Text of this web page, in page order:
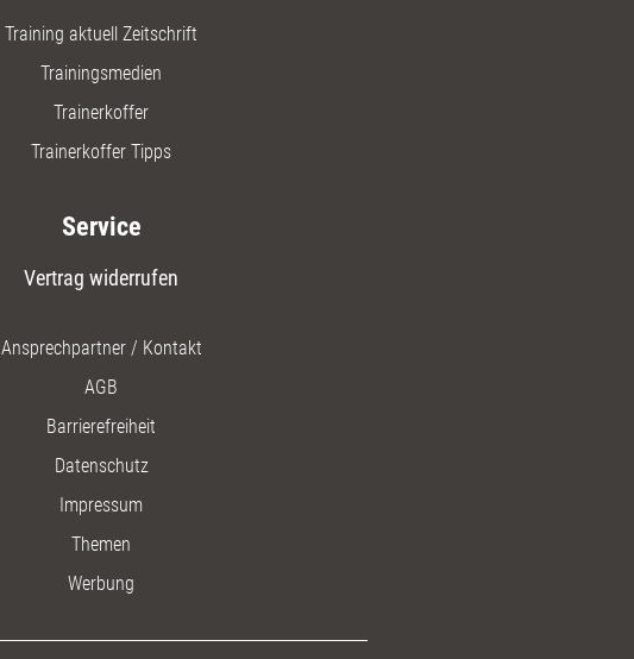
Training aktuell Zeitschrift
Trainingsmedien
Trainerkoffer
Trainerkoffer Tipps
Service
Vertrag widerrufen
Ansprechpartner / Kontakt
AGB
Barrierefreiheit
Datenschutz
Impressum
Themen
Werbung